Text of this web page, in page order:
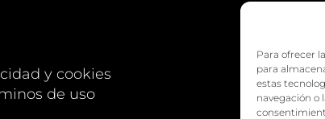
Para ofrecer
para
estas
navegación o
y cookies
de uso